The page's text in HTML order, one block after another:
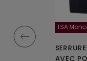
TSA
AVEC